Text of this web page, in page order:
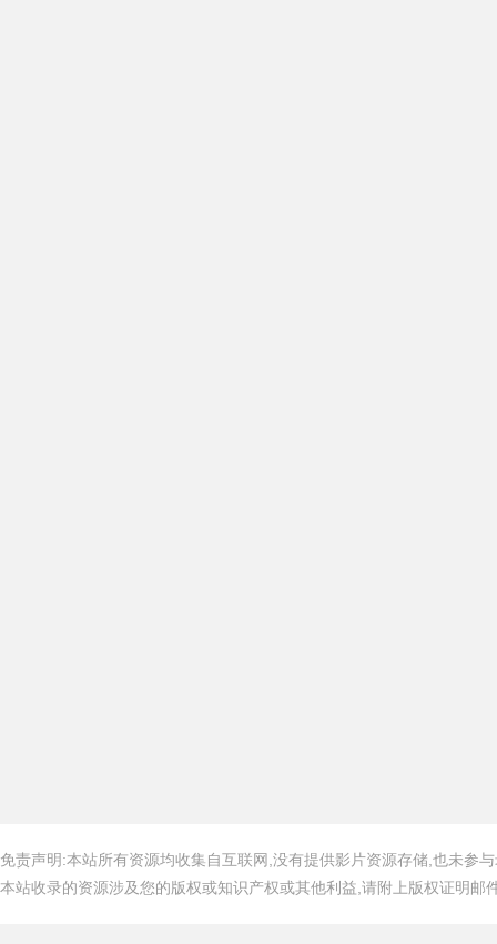
免责声明:本站所有资源均收集自互联网,没有提供影片资源存储,也未参
本站收录的资源涉及您的版权或知识产权或其他利益,请附上版权证明